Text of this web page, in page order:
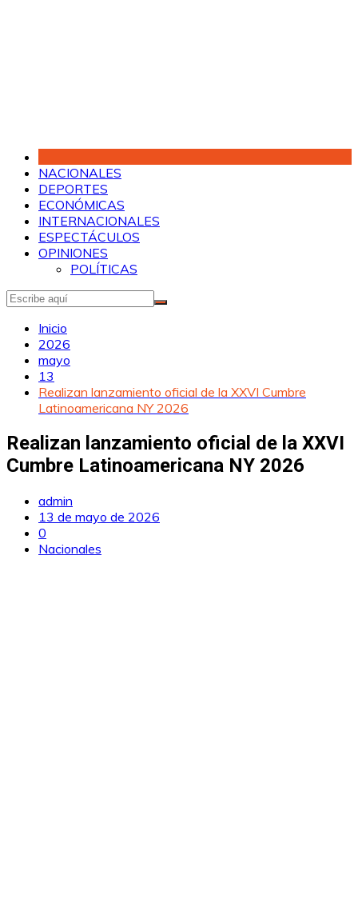
NACIONALES
DEPORTES
ECONÓMICAS
INTERNACIONALES
ESPECTÁCULOS
OPINIONES
POLÍTICAS
Inicio
2026
mayo
13
Realizan lanzamiento oficial de la XXVI Cumbre
Latinoamericana NY 2026
Realizan lanzamiento oficial de la XXVI
Cumbre Latinoamericana NY 2026
admin
13 de mayo de 2026
0
Nacionales